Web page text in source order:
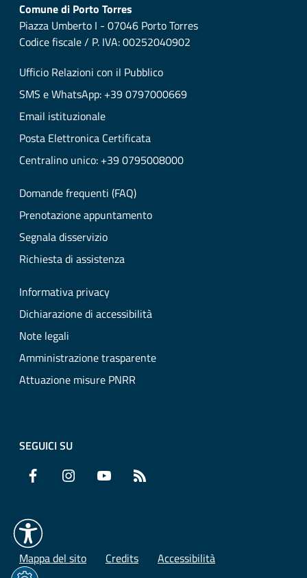
Comune di Porto Torres
Piazza Umberto I - 07046 Porto Torres
Codice fiscale / P. IVA: 00252040902
Ufficio Relazioni con il Pubblico
SMS e WhatsApp: +39 0797000669
Email istituzionale
Posta Elettronica Certificata
Centralino unico: +39 0795008000
Domande frequenti (FAQ)
Prenotazione appuntamento
Segnala disservizio
Richiesta di assistenza
Informativa privacy
Dichiarazione di accessibilità
Note legali
Amministrazione trasparente
Attuazione misure PNRR
SEGUICI SU
Facebook Instagram YouTube
Mappa del sito Credits Accessibilità